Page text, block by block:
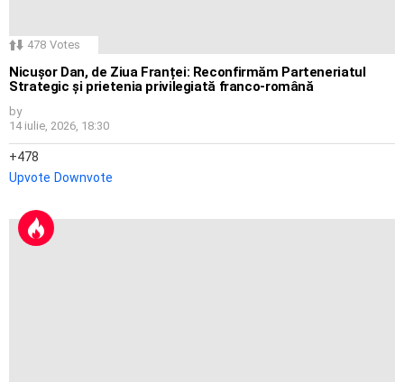
478 Votes
Nicușor Dan, de Ziua Franței: Reconfirmăm Parteneriatul
Strategic și prietenia privilegiată franco-română
by
14 iulie, 2026, 18:30
478
Upvote Downvote